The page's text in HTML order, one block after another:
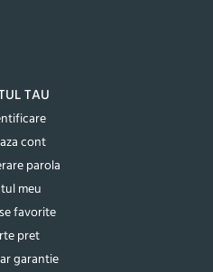
TAU
cont
parola
meu
favorite
pret
garantie